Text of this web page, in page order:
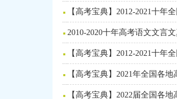
【高考宝典】2012-2021十年
2010-2020十年高考语文文言
【高考宝典】2012-2021十年
【高考宝典】2021年全国各
【高考宝典】2022届全国各